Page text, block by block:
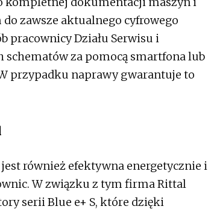
zawsze aktualnego cyfrowego
pracownicy Działu Serwisu i
schematów za pomocą smartfona lub
przypadku naprawy gwarantuje to
również efektywna energetycznie i
W związku z tym firma Rittal
serii Blue e+ S, które dzięki